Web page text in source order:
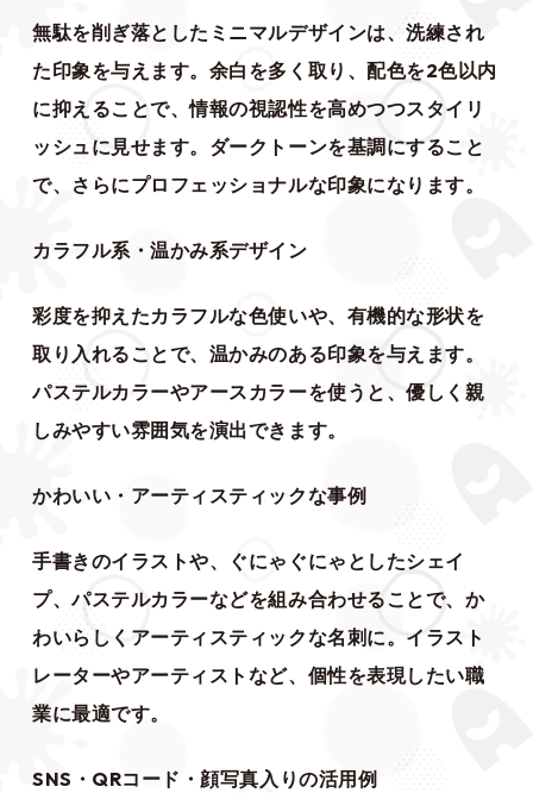
無駄を削ぎ落としたミニマルデザインは、洗練され
た印象を与えます。余白を多く取り、配色を2色以内
に抑えることで、情報の視認性を高めつつスタイリ
ッシュに見せます。ダークトーンを基調にすること
で、さらにプロフェッショナルな印象になります。
カラフル系・温かみ系デザイン
彩度を抑えたカラフルな色使いや、有機的な形状を
取り入れることで、温かみのある印象を与えます。
パステルカラーやアースカラーを使うと、優しく親
しみやすい雰囲気を演出できます。
かわいい・アーティスティックな事例
手書きのイラストや、ぐにゃぐにゃとしたシェイ
プ、パステルカラーなどを組み合わせることで、か
わいらしくアーティスティックな名刺に。イラスト
レーターやアーティストなど、個性を表現したい職
業に最適です。
SNS・QRコード・顔写真入りの活用例